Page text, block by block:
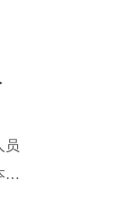
员
保